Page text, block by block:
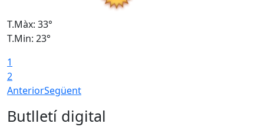
T.Màx: 33°
T.Min: 23°
1
2
AnteriorSegüent
Butlletí digital